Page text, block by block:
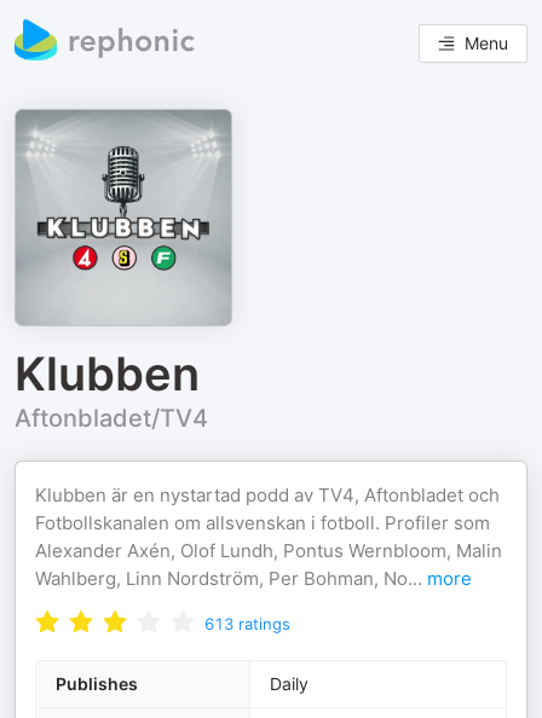
Menu
Klubben
Aftonbladet/TV4
Klubben är en nystartad podd av TV4, Aftonbladet och
Fotbollskanalen om allsvenskan i fotboll. Profiler som
Alexander Axén, Olof Lundh, Pontus Wernbloom, Malin
Wahlberg, Linn Nordström, Per Bohman, No... more
613 ratings
Publishes Daily